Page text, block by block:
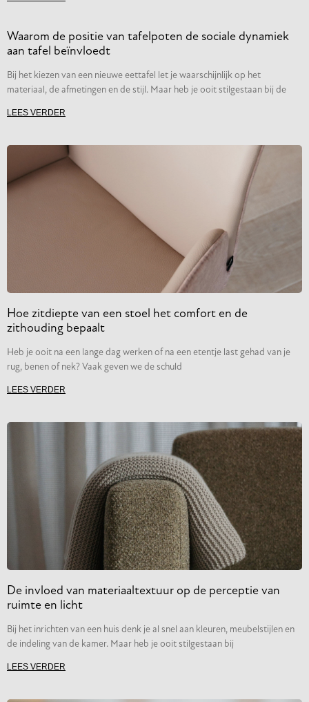
Waarom de positie van tafelpoten de sociale dynamiek
aan tafel beïnvloedt
Bij het kiezen van een nieuwe eettafel let je waarschijnlijk op het
materiaal, de afmetingen en de stijl. Maar heb je ooit stilgestaan bij de
LEES VERDER
Hoe zitdiepte van een stoel het comfort en de
zithouding bepaalt
Heb je ooit na een lange dag werken of na een etentje last gehad van je
rug, benen of nek? Vaak geven we de schuld
LEES VERDER
De invloed van materiaaltextuur op de perceptie van
ruimte en licht
Bij het inrichten van een huis denk je al snel aan kleuren, meubelstijlen en
de indeling van de kamer. Maar heb je ooit stilgestaan bij
LEES VERDER